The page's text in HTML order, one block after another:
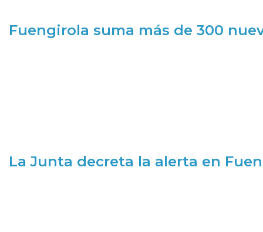
Fuengirola suma más de 300
La Junta decreta la alerta en